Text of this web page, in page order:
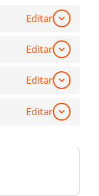
Editar
Editar
Editar
Editar